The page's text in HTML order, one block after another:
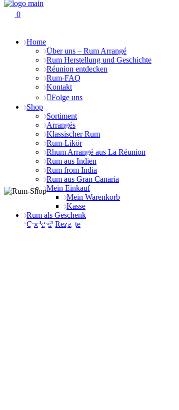
0
Home
Über uns – Rum Arrangé
Rum Herstellung und Geschichte
Réunion entdecken
Rum-FAQ
Kontakt
Folge uns
Shop
Sortiment
Arrangés
Klassischer Rum
Rum-Likör
Rhum Arrangé aus La Réunion
Rum aus Indien
Rum from India
Rum aus Gran Canaria
Mein Einkauf
Mein Warenkorb
Kasse
Rum als Geschenk
Cocktail Rezepte
Rum Arrangé